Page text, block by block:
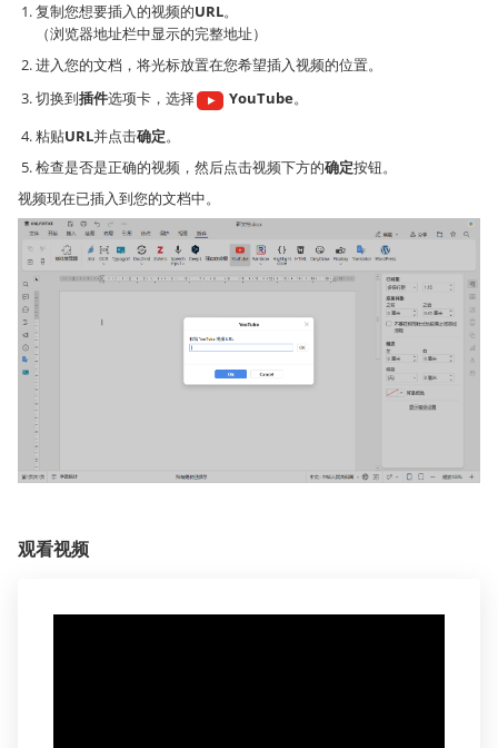
复制您想要插入的视频的URL。
（浏览器地址栏中显示的完整地址）
进入您的文档，将光标放置在您希望插入视频的位置。
切换到插件选项卡，选择 YouTube。
粘贴URL并点击确定。
检查是否是正确的视频，然后点击视频下方的确定按钮。
视频现在已插入到您的文档中。
观看视频